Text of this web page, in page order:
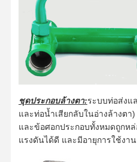
ชุดประกอบล้างตา:ระบบท่อส่งแ
และท่อน้ำเสียกลับในอ่างล้างต
และข้อศอกประกอบทั้งหมดถูกห
แรงดันได้ดี และมีอายุการใช้งา